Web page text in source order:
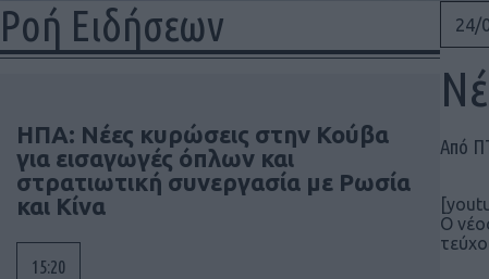
Ροή Ειδήσεων
ΗΠΑ: Νέες κυρώσεις στην Κούβα
για εισαγωγές όπλων και
στρατιωτική συνεργασία με Ρωσία
και Κίνα
15:20
24/
Από
O